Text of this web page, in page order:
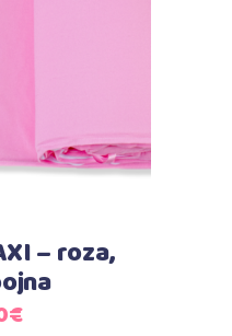
– roza,
€